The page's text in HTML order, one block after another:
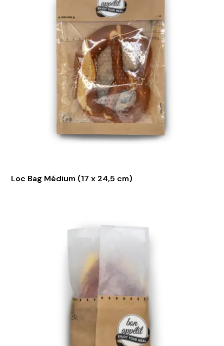
Loc Bag Médium (17 x 24,5 cm)